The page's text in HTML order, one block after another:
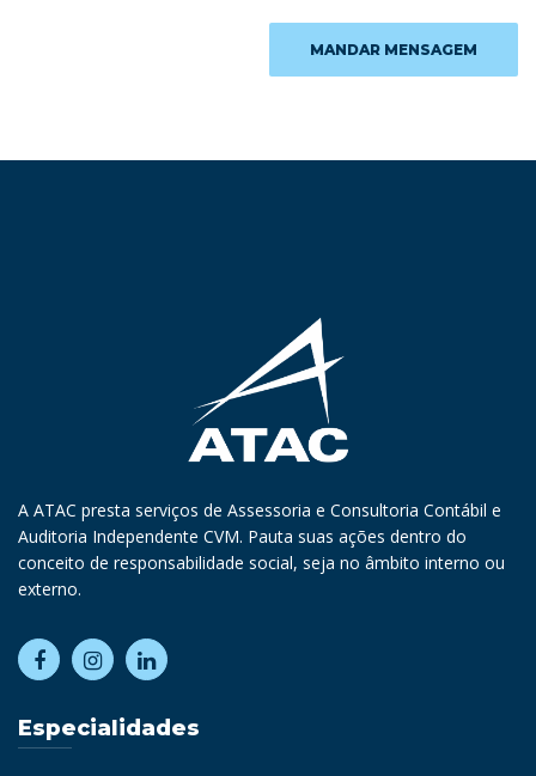
MANDAR MENSAGEM
A ATAC presta serviços de Assessoria e Consultoria Contábil e
Auditoria Independente CVM. Pauta suas ações dentro do
conceito de responsabilidade social, seja no âmbito interno ou
externo.
Especialidades